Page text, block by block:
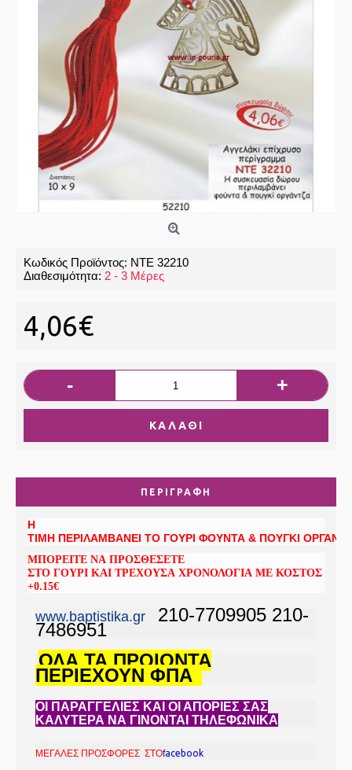
Κωδικός Προϊόντος: ΝΤΕ 32210
Διαθεσιμότητα: 2 - 3 Μέρες
4,06€
- +
ΚΑΛΆΘΙ
ΠΕΡΙΓΡΑΦΉ
Η
ΤΙΜΗ ΠΕΡΙΛΑΜΒΑΝΕΙ ΤΟ ΓΟΥΡΙ ΦΟΥΝΤΑ & ΠΟΥΓΚΙ
ΜΠΟΡΕΙΤΕ ΝΑ ΠΡΟΣΘΕΣΕΤΕ
ΣΤΟ ΓΟΥΡΙ ΚΑΙ ΤΡΕΧΟΥΣΑ ΧΡΟΝΟΛΟΓΙΑ ΜΕ ΚΟΣΤΟΣ
+0.15€
www.baptistika.gr 210-7709905 210-
7486951
ΟΛΑ ΤΑ ΠΡΟΙΟΝΤΑ
ΠΕΡΙΕΧΟΥΝ ΦΠΑ
ΟΙ ΠΑΡΑΓΓΕΛΙΕΣ ΚΑΙ ΟΙ ΑΠΟΡΙΕΣ ΣΑΣ
ΚΑΛΥΤΕΡΑ ΝΑ ΓΙΝΟΝΤΑΙ ΤΗΛΕΦΩΝΙΚΑ
ΜΕΓΑΛΕΣ ΠΡΟΣΦΟΡΕΣ ΣΤΟfacebook